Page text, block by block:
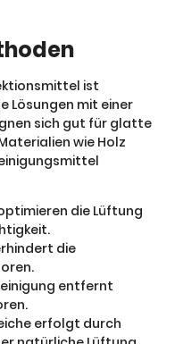
ist
Lösungen mit einer
sich gut für glatte
wie Holz
die Lüftung
die
entfernt
erfolgt durch